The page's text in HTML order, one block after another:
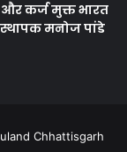
और कर्ज मुक्त भारत
मनोज पांडे
Chhattisgarh